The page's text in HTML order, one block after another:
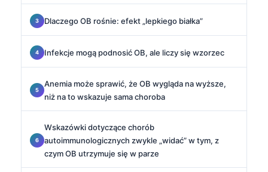
Dlaczego OB rośnie: efekt „lepkiego białka”
Infekcje mogą podnosić OB, ale liczy się wzorzec
Anemia może sprawić, że OB wygląda na wyższe,
niż na to wskazuje sama choroba
Wskazówki dotyczące chorób
autoimmunologicznych zwykle „widać” w tym, z
czym OB utrzymuje się w parze